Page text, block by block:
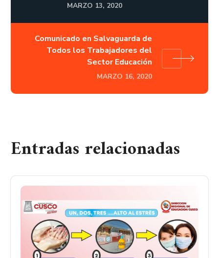
MARZO 13, 2020
Comunicado en Salvaguarda de
Todos los Trabajadores del
Sector Educación
MARZO 16, 2020
Entradas relacionadas